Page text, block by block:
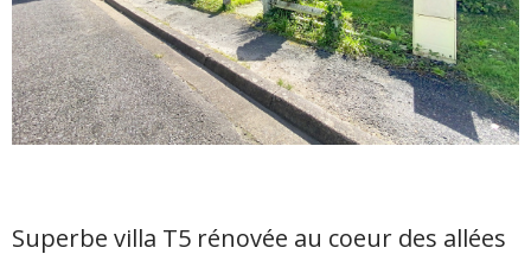
Superbe villa T5 rénovée au coeur des allées